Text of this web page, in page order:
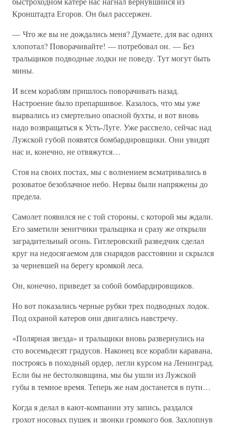
Кронштадта Егоров. Он был рассержен.
— Что же вы не дождались меня? Думаете, для вас одних
хлопотал? Поворачивайте! — потребовал он. — Без
тральщиков подводные лодки не поведу. Тут могут быть
мины.
И всем кораблям пришлось поворачивать назад.
Настроение было препаршивое. Казалось, что мы уже
вырвались из смертельно опасной бухты, и вот вновь
надо возвращаться к Усть-Луге. Уже рассвело, сейчас над
Лужской губой появятся бомбардировщики. Они увидят
нас и, конечно, не отвяжутся…
Стоя на своих постах, мы с волнением всматривались в
розоватое безоблачное небо. Нервы были напряжены до
предела.
Самолет появился не с той стороны, с которой мы ждали.
Его заметили зенитчики тральщика и сразу же открыли
заградительный огонь. Гитлеровский разведчик сделал
круг на недосягаемом для снарядов расстоянии и скрылся
за черневшей на берегу кромкой леса.
Он, конечно, приведет за собой бомбардировщиков.
Но вот показались черные рубки трех подводных лодок.
Под охраной катеров они двигались навстречу.
«Полярная звезда» и тральщики вновь развернулись на
сто восемьдесят градусов. Наконец все корабли каравана,
построясь в походный ордер, легли курсом на Ленинград.
Если бы не бестолковщина, мы бы ушли из Лужской
губы в темное время. Теперь же нам достанется в пути…
Когда я делал в кают-компании эту запись, раздался
грохот носовых пушек и звонки громкого боя. Захлопнув